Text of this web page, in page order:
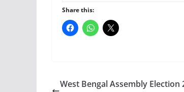
Share this:
West Bengal Assembly Election